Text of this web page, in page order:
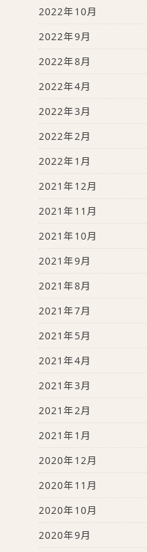
2022年10月
2022年9月
2022年8月
2022年4月
2022年3月
2022年2月
2022年1月
2021年12月
2021年11月
2021年10月
2021年9月
2021年8月
2021年7月
2021年5月
2021年4月
2021年3月
2021年2月
2021年1月
2020年12月
2020年11月
2020年10月
2020年9月